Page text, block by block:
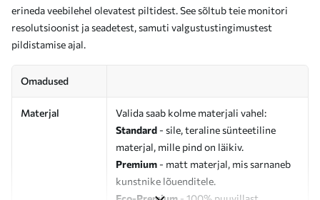
erineda veebilehel olevatest piltidest. See sõltub teie monitori
resolutsioonist ja seadetest, samuti valgustustingimustest
pildistamise ajal.
Omadused
Materjal
Valida saab kolme materjali vahel:
Standard - sile, teraline sünteetiline
materjal, mille pind on läikiv.
Premium - matt materjal, mis sarnaneb
kunstnike lõuenditele.